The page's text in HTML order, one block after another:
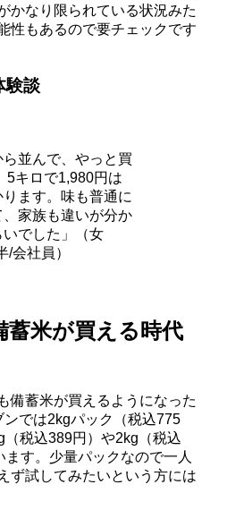
かなり限られている状況みた
性もあるので要チェックです
験談
ら並んで、やっと買
5キロで1,980円は
ます。味も普通に
、家族も違いが分か
いでした」（女
/会社員）
蓄米が買える時代
備蓄米が買えるようになった
ンでは2kgパック（税込775
（税込389円）や2kg（税込
す。少量パックなので一人
ず試してみたいという方には